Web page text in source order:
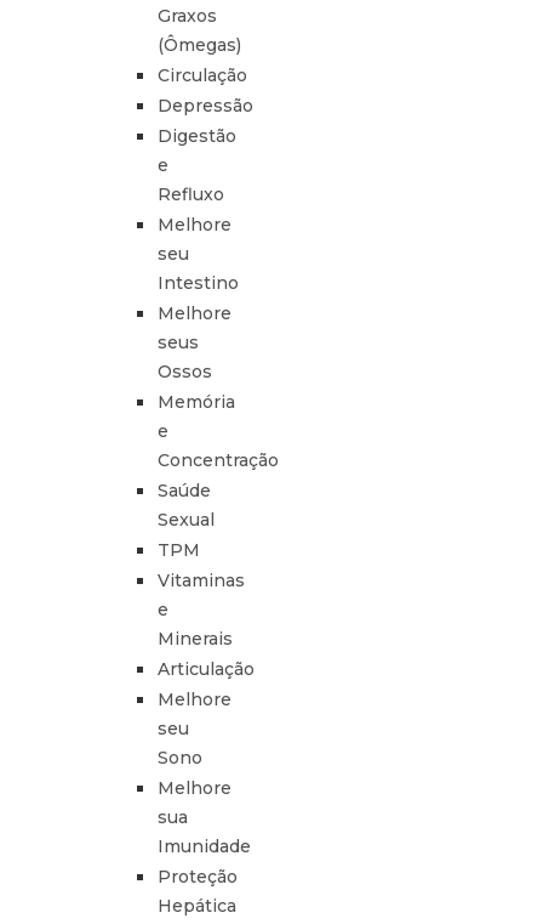
Graxos
(Ômegas)
Circulação
Depressão
Digestão
e
Refluxo
Melhore
seu
Intestino
Melhore
seus
Ossos
Memória
e
Concentração
Saúde
Sexual
TPM
Vitaminas
e
Minerais
Articulação
Melhore
seu
Sono
Melhore
sua
Imunidade
Proteção
Hepática